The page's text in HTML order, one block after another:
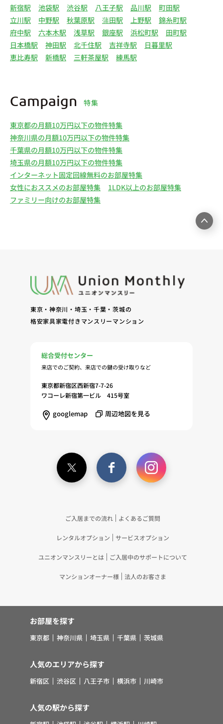
新宿駅 池袋駅 渋谷駅 八王子駅 品川駅
町田駅
立川駅
中野駅 秋葉原駅 蒲田駅 上野駅
錦糸町駅
府中駅
六本木駅 浅草駅 銀座駅 浜松町駅
田町駅
日本橋駅
神田駅 北千住駅 吉祥寺駅
日暮里駅
恵比寿駅
新橋駅 三軒茶屋駅 練馬駅
Campaign 特集
東京都の月額10万円以下の物件特集
神奈川県の月額10万円以下の物件特集
千葉県の月額10万円以下の物件特集
埼玉県の月額10万円以下の物件特集
インターネット固定回線無料のお部屋特集
女性におススメのお部屋特集
1LDK以上のお部屋特集
ファミリー向けのお部屋特集
東京・神奈川・埼玉・千葉・茨城の
格安家具家電付きマンスリーマンション
総合受付センター
来店でのご契約、来店での鍵の受け取りなど
東京都新宿区西新宿7-7-26
ワコーレ新宿第一ビル 415号室
googlemap 周辺地図を見る
ご入居までの流れ よくあるご質問
レンタルオプション サービスオプション
ユニオンマンスリーとは ご入居中のサポートについて
マンションオーナー様 法人のお客さま
お部屋を探す
東京都 神奈川県 埼玉県 千葉県 茨城県
人気のエリアから探す
新宿区 渋谷区 八王子市 横浜市 川崎市
人気の駅から探す